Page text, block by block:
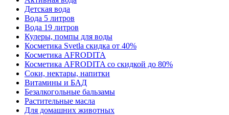
Детская вода
Вода 5 литров
Вода 19 литров
Кулеры, помпы для воды
Косметика Svetla скидка от 40%
Косметика AFRODITA
Косметика AFRODITA со скидкой до 80%
Соки, нектары, напитки
Витамины и БАД
Безалкогольные бальзамы
Растительные масла
Для домашних животных